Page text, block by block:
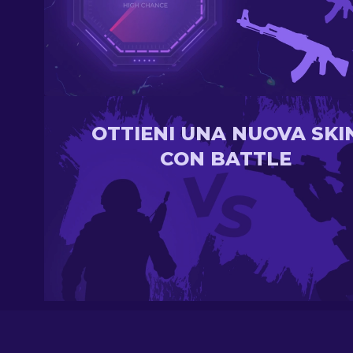
OTTIENI UNA NUOVA
CON BATTLE